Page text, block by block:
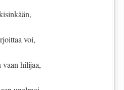
voi,
vaan hilijaa,